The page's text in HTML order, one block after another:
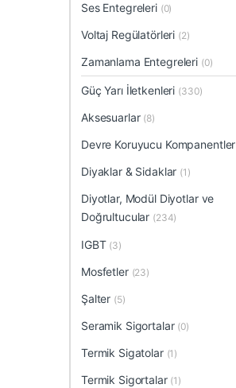
Ses Entegreleri (0)
Voltaj Regülatörleri (2)
Zamanlama Entegreleri (0)
Güç Yarı İletkenleri (330)
Aksesuarlar (8)
Devre Koruyucu Kompanentler
Diyaklar & Sidaklar (1)
Diyotlar, Modül Diyotlar ve
Doğrultucular (234)
IGBT (3)
Mosfetler (23)
Şalter (5)
Seramik Sigortalar (0)
Termik Sigatolar (1)
Termik Sigortalar (1)